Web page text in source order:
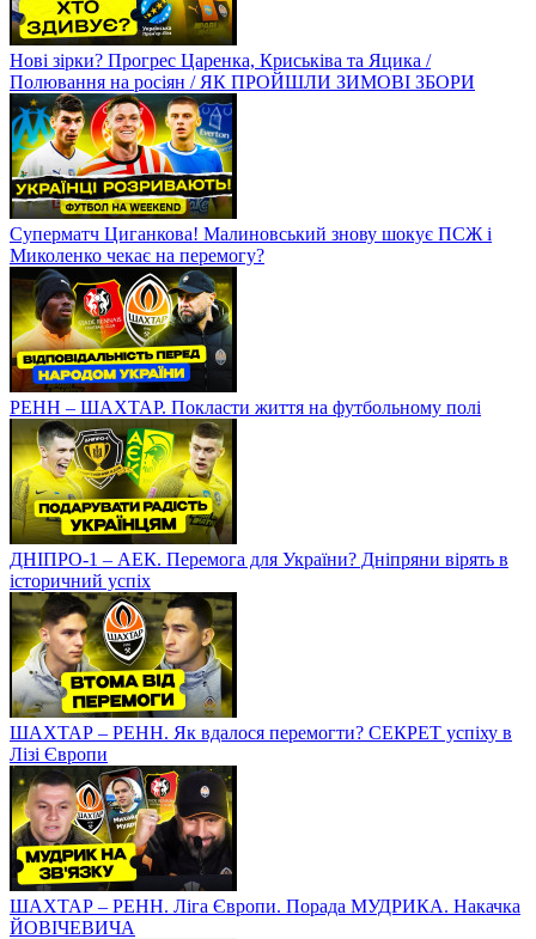
Нові зірки? Прогрес Царенка, Криськіва та Яцика /
Полювання на росіян / ЯК ПРОЙШЛИ ЗИМОВІ ЗБОРИ
Суперматч Циганкова! Малиновський знову шокує ПСЖ і
Миколенко чекає на перемогу?
РЕНН – ШАХТАР. Покласти життя на футбольному полі
ДНІПРО-1 – АЕК. Перемога для України? Дніпряни вірять в
історичний успіх
ШАХТАР – РЕНН. Як вдалося перемогти? СЕКРЕТ успіху в
Лізі Європи
ШАХТАР – РЕНН. Ліга Європи. Порада МУДРИКА. Накачка
ЙОВІЧЕВИЧА